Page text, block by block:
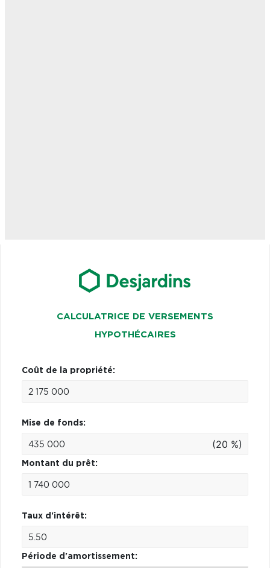
CALCULATRICE DE VERSEMENTS
HYPOTHÉCAIRES
Coût de la propriété:
Mise de fonds:
(20 %)
Montant du prêt:
Taux d'intérêt:
Période d'amortissement: